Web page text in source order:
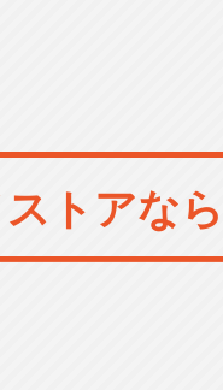
トアなら